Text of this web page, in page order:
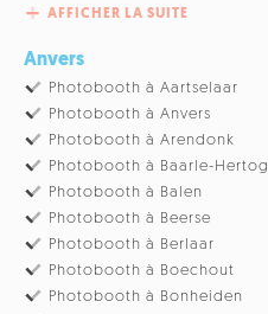
AFFICHER LA SUITE
Anvers
Photobooth à Aartselaar
Photobooth à Anvers
Photobooth à Arendonk
Photobooth à Baarle-Hertog
Photobooth à Balen
Photobooth à Beerse
Photobooth à Berlaar
Photobooth à Boechout
Photobooth à Bonheiden